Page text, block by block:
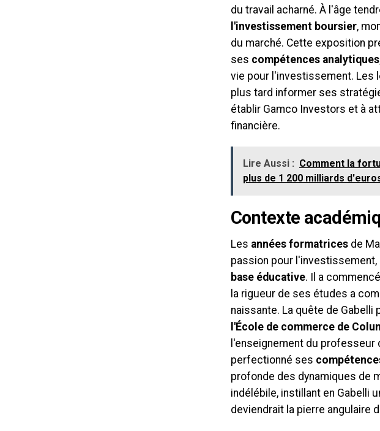
du travail acharné. À l'âge
l'investissement boursier,
du marché. Cette exposition
ses compétences analytiques
vie pour l'investissement. Les
plus tard informer ses
établir Gamco Investors et à
financière.
Lire Aussi : Comment la
plus de 1 200 milliards
Contexte
Les années formatrices de
passion pour
base éducative. Il a
la rigueur de ses études a
naissante. La quête de
l'École de commerce de
l'enseignement du professeur
perfectionné ses
profonde des dynamiques de
indélébile, instillant en Gabelli
deviendrait la pierre angulaire